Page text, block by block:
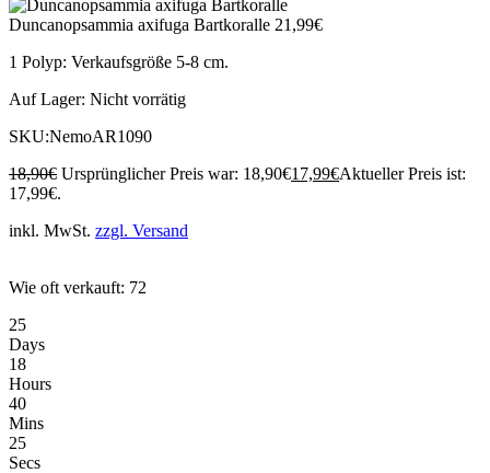
Duncanopsammia axifuga Bartkoralle 21,99€
1 Polyp: Verkaufsgröße 5-8 cm.
Auf Lager: Nicht vorrätig
SKU:NemoAR1090
18,90€ Ursprünglicher Preis war: 18,90€17,99€Aktueller Preis ist:
17,99€.
inkl. MwSt. zzgl. Versand
Wie oft verkauft: 72
25
Days
18
Hours
40
Mins
25
Secs